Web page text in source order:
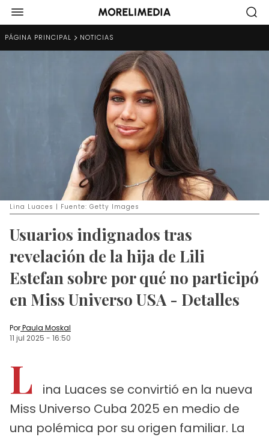
PÁGINA PRINCIPAL NOTICIAS
Lina Luaces | Fuente: Getty Images
Usuarios indignados tras
revelación de la hija de Lili
Estefan sobre por qué no participó
en Miss Universo USA - Detalles
PorPaula Moskal
11 jul 2025 - 16:50
L
ina Luaces se convirtió en la nueva
Miss Universo Cuba 2025 en medio de
una polémica por su origen familiar. La